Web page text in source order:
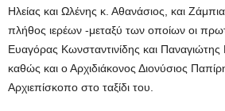
Ηλείας και Ωλένης κ. Αθανάσιος, και
πλήθος ιερέων -μεταξύ των οποίων οι
Ευαγόρας Κωνσταντινίδης και
καθώς και ο Αρχιδιάκονος Διονύσιος
Αρχιεπίσκοπο στο ταξίδι του.